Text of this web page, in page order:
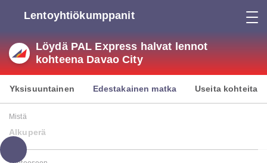
Lentoyhtiökumppanit
Löydä PAL Express halvat lennot
kohteena Davao City
Yksisuuntainen Edestakainen matka Useita kohteita
Mistä
Alkuperä